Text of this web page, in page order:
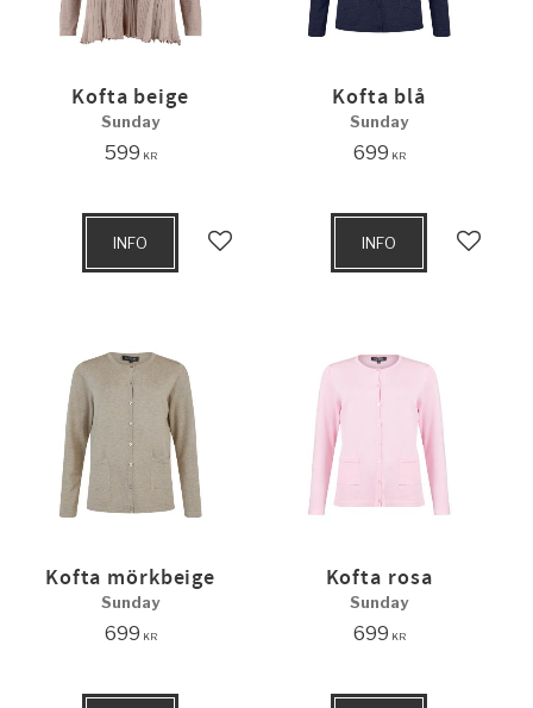
Kofta beige
Sunday
599 KR
Lägg till i favoriter
INFO
Kofta blå
Sunday
699 KR
Lägg
INFO
Kofta mörkbeige
Sunday
699 KR
Kofta rosa
Sunday
699 KR